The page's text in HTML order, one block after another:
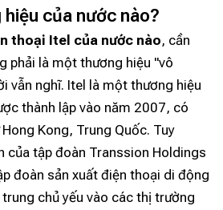
của nước nào?
thoại Itel của nước nào, cần
phải là một thương hiệu "vô
vẫn nghĩ. Itel là một thương hiệu
thành lập vào năm 2007, có
Kong, Trung Quốc. Tuy
của tập đoàn Transsion Holdings
đoàn sản xuất điện thoại di động
chủ yếu vào các thị trường